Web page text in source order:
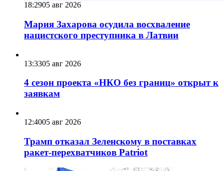
18:2905 авг 2026
Мария Захарова осудила восхваление
нацистского преступника в Латвии
13:3305 авг 2026
4 сезон проекта «НКО без границ» открыт к
заявкам
12:4005 авг 2026
Трамп отказал Зеленскому в поставках
ракет-перехватчиков Patriot